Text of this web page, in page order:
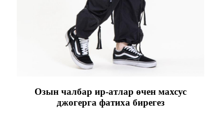
Озын чалбар ир-атлар өчен махсус
джогерга фатиха бирегез